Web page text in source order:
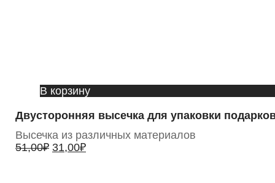
В корзину
Двусторонняя высечка для упаковки
Высечка из различных материалов
51,00₽ 31,00₽